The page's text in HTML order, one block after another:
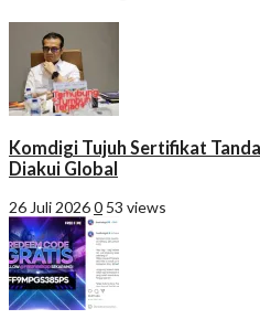
Komdigi Tujuh Sertifikat
Diakui Global
26 Juli 20260 53 views